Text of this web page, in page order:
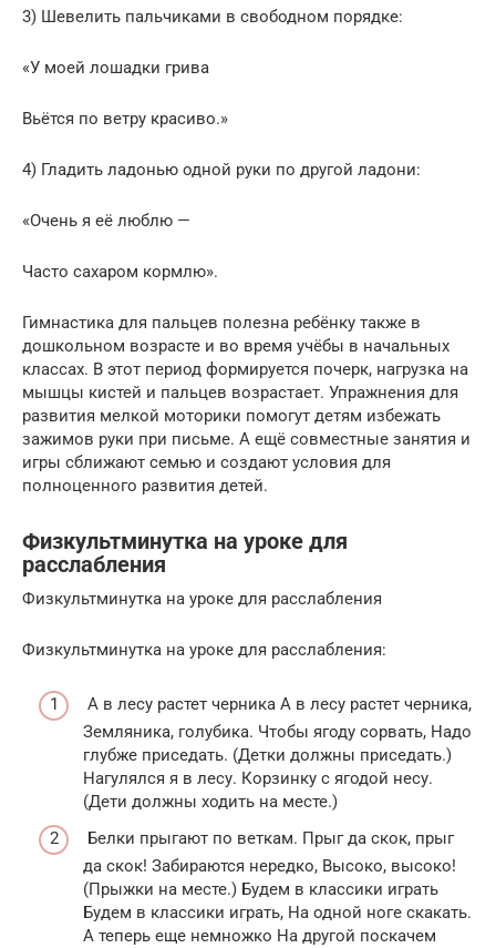
3) Шевелить пальчиками в свободном порядке:
«У моей лошадки грива
Вьётся по ветру красиво.»
4) Гладить ладонью одной руки по другой ладони:
«Очень я её люблю —
Часто сахаром кормлю».
Гимнастика для пальцев полезна ребёнку также в
дошкольном возрасте и во время учёбы в начальных
классах. В этот период формируется почерк, нагрузка на
мышцы кистей и пальцев возрастает. Упражнения для
развития мелкой моторики помогут детям избежать
зажимов руки при письме. А ещё совместные занятия и
игры сближают семью и создают условия для
полноценного развития детей.
Физкультминутка на уроке для
расслабления
Физкультминутка на уроке для расслабления
Физкультминутка на уроке для расслабления:
А в лесу растет черника А в лесу растет черника,
Земляника, голубика. Чтобы ягоду сорвать, Надо
глубже приседать. (Детки должны приседать.)
Нагулялся я в лесу. Корзинку с ягодой несу.
(Дети должны ходить на месте.)
Белки прыгают по веткам. Прыг да скок, прыг
да скок! Забираются нередко, Высоко, высоко!
(Прыжки на месте.) Будем в классики играть
Будем в классики играть, На одной ноге скакать.
А теперь еще немножко На другой поскачем